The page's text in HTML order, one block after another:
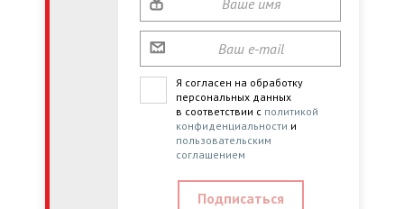
Я согласен на обработку
персональных данных
в соответствии с политикой
конфиденциальности и
пользовательским
соглашением